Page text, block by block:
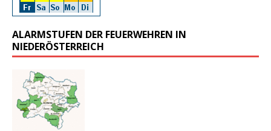
ALARMSTUFEN DER FEUERWEHREN IN
NIEDERÖSTERREICH